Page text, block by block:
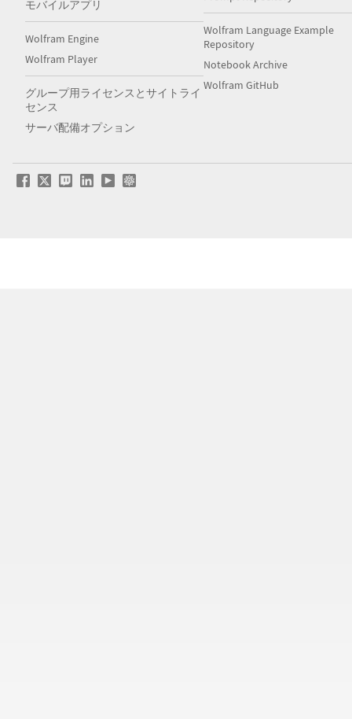
モバイルアプリ
Wolfram Engine
Wolfram Player
グループ用ライセンスとサイトライ
センス
サーバ配備オプション
Wolfram Language Example
Repository
Notebook Archive
Wolfram GitHub